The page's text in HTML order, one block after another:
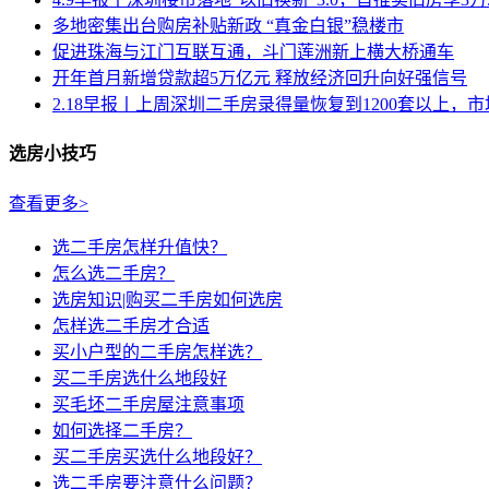
多地密集出台购房补贴新政 “真金白银”稳楼市
促进珠海与江门互联互通，斗门莲洲新上横大桥通车
开年首月新增贷款超5万亿元 释放经济回升向好强信号
2.18早报丨上周深圳二手房录得量恢复到1200套以上，市
选房小技巧
查看更多>
选二手房怎样升值快？
怎么选二手房？
选房知识|购买二手房如何选房
怎样选二手房才合适
买小户型的二手房怎样选？
买二手房选什么地段好
买毛坯二手房屋注意事项
如何选择二手房？
买二手房买选什么地段好？
选二手房要注意什么问题？